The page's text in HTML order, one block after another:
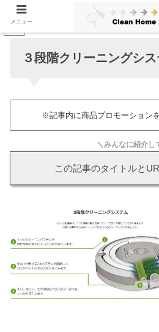
３段階クリーニングシ
※記事内に商品プロモーション
＼みんなに紹介し
この記事のタイトルと
メニュー